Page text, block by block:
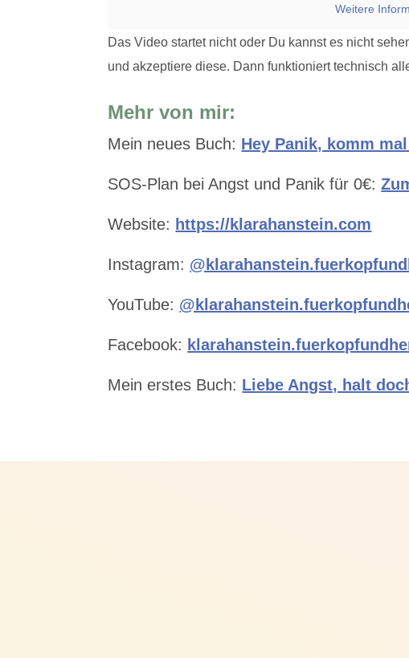
Weitere
Das Video startet nicht oder Du kannst es nicht
und akzeptiere diese. Dann funktioniert technisch
Mehr von mir:
Mein neues Buch: Hey Panik, komm
SOS-Plan bei Angst und Panik für 0€:
Website: ⁠⁠https://klarahanstein.com
Instagram:
YouTube:
Facebook:
Mein erstes Buch: ⁠⁠ Liebe Angst, halt